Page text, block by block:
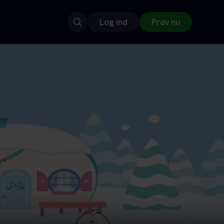
Log ind Prøv nu